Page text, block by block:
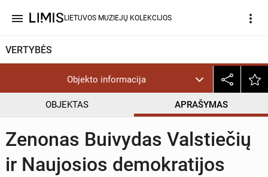
menu LIETUVOS MUZIEJŲ KOLEKCIJOS more_vert
VERTYBĖS
Objekto informacija
OBJEKTAS APRAŠYMAS
Zenonas Buivydas Valstiečių
ir Naujosios demokratijos